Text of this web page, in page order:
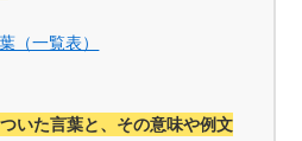
（一覧表）
いた言葉と、その意味や例文